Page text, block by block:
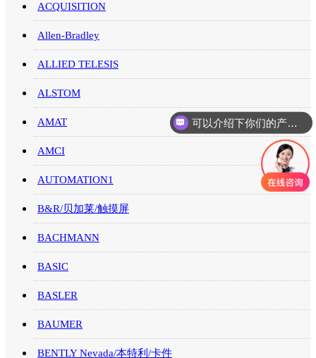
ACQUISITION
Allen-Bradley
ALLIED TELESIS
ALSTOM
AMAT
AMCI
AUTOMATION1
B&R/贝加莱/触摸屏
BACHMANN
BASIC
BASLER
BAUMER
BENTLY Nevada/本特利/卡件
可以介绍下你们的产品么